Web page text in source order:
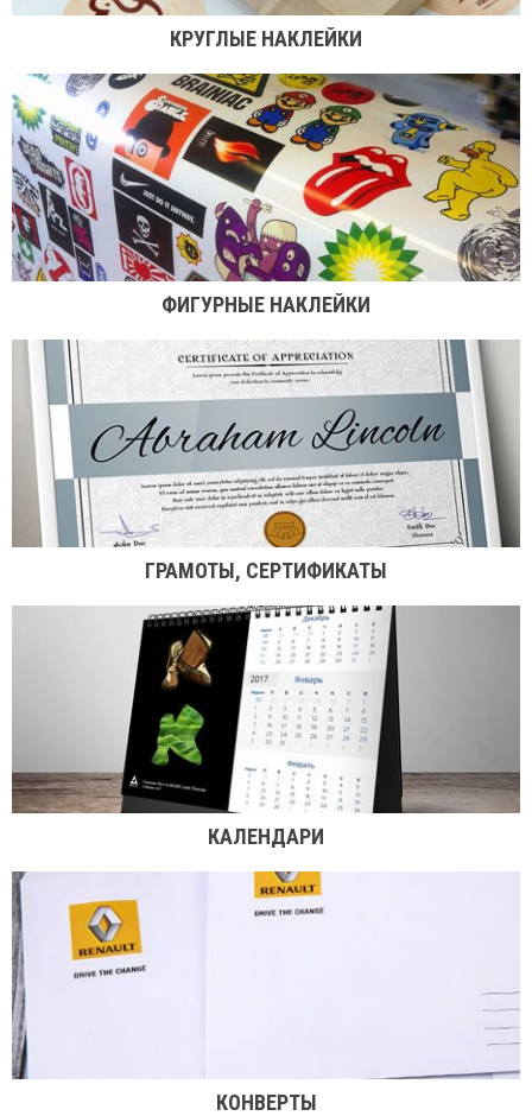
КРУГЛЫЕ НАКЛЕЙКИ
ФИГУРНЫЕ НАКЛЕЙКИ
ГРАМОТЫ, СЕРТИФИКАТЫ
КАЛЕНДАРИ
КОНВЕРТЫ